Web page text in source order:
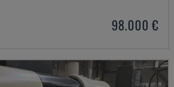
98.000 €